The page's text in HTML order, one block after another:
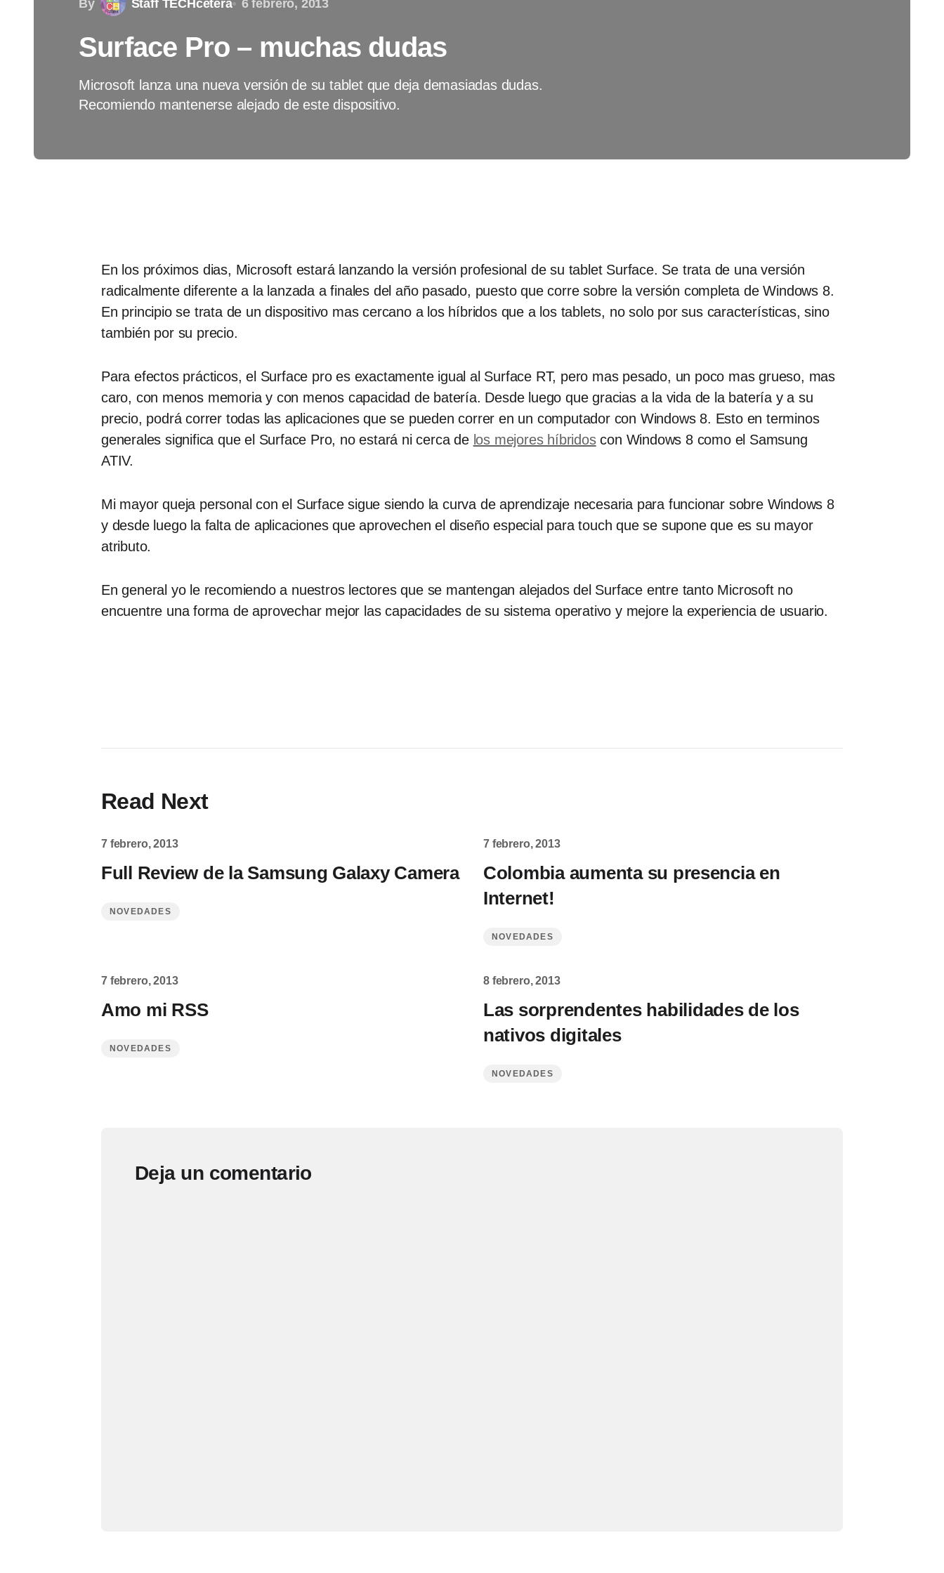
By Staff TECHcetera 6 febrero, 2013
Surface Pro – muchas dudas
Microsoft lanza una nueva versión de su tablet que deja demasiadas dudas.
Recomiendo mantenerse alejado de este dispositivo.
En los próximos dias, Microsoft estará lanzando la versión profesional de su tablet Surface. Se trata de una versión
radicalmente diferente a la lanzada a finales del año pasado, puesto que corre sobre la versión completa de Windows 8.
En principio se trata de un dispositivo mas cercano a los híbridos que a los tablets, no solo por sus características, sino
también por su precio.
Para efectos prácticos, el Surface pro es exactamente igual al Surface RT, pero mas pesado, un poco mas grueso, mas
caro, con menos memoria y con menos capacidad de batería. Desde luego que gracias a la vida de la batería y a su
precio, podrá correr todas las aplicaciones que se pueden correr en un computador con Windows 8. Esto en terminos
generales significa que el Surface Pro, no estará ni cerca de los mejores híbridoscon Windows 8 como el Samsung
ATIV.
Mi mayor queja personal con el Surface sigue siendo la curva de aprendizaje necesaria para funcionar sobre Windows 8
y desde luego la falta de aplicaciones que aprovechen el diseño especial para touch que se supone que es su mayor
atributo.
En general yo le recomiendo a nuestros lectores que se mantengan alejados del Surface entre tanto Microsoft no
encuentre una forma de aprovechar mejor las capacidades de su sistema operativo y mejore la experiencia de usuario.
Read Next
7 febrero, 2013
Full Review de la Samsung Galaxy Camera
NOVEDADES
7 febrero, 2013
Colombia aumenta su presencia en
Internet!
NOVEDADES
7 febrero, 2013
Amo mi RSS
NOVEDADES
8 febrero, 2013
Las sorprendentes habilidades de los
nativos digitales
NOVEDADES
Deja un comentario